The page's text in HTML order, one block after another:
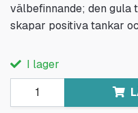
välbefinnande; den gula
skapar positiva tankar
I lager